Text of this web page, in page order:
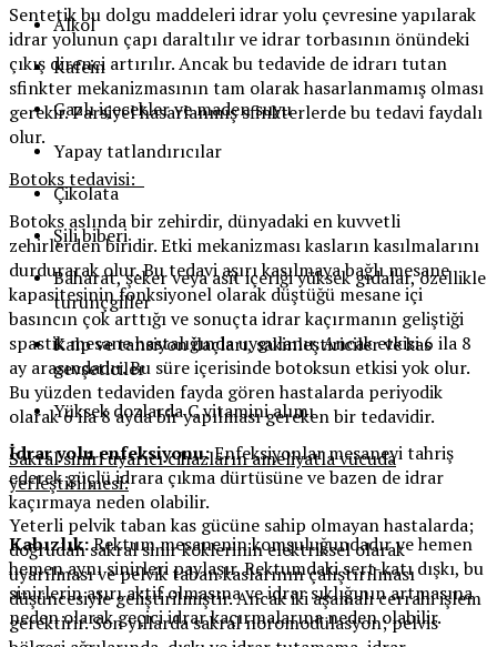
Sentetik bu dolgu maddeleri idrar yolu çevresine yapılarak
idrar yolunun çapı daraltılır ve idrar torbasının önündeki
çıkış direnci artırılır. Ancak bu tedavide de idrarı tutan
sfinkter mekanizmasının tam olarak hasarlanmamış olması
gerekir. Parsiyel hasarlanmış sfinkterlerde bu tedavi faydalı
olur.
Botoks tedavisi:
Botoks aslında bir zehirdir, dünyadaki en kuvvetli
zehirlerden biridir. Etki mekanizması kasların kasılmalarını
durdurarak olur. Bu tedavi aşırı kasılmaya bağlı mesane
kapasitesinin fonksiyonel olarak düştüğü mesane içi
basıncın çok arttığı ve sonuçta idrar kaçırmanın geliştiği
spastik mesane hastalığında uygulanır. Ancak etkisi 6 ila 8
ay arasındadır. Bu süre içerisinde botoksun etkisi yok olur.
Bu yüzden tedaviden fayda gören hastalarda periyodik
olarak 6 ila 8 ayda bir yapılması gereken bir tedavidir.
Sakral siniri uyarıcı cihazların ameliyatla vücuda
yerleştirilmesi:
Yeterli pelvik taban kas gücüne sahip olmayan hastalarda;
doğrudan sakral sinir köklerinin elektriksel olarak
uyarılması ve pelvik taban kaslarının çalıştırılması
düşüncesiyle geliştirilmiştir. Ancak iki aşamalı cerrahi işlem
gerektirir. Son yıllarda sakral nöromodülasyon; pelvis
Alkol
Kafein
Gazlı içecekler ve maden suyu
Yapay tatlandırıcılar
Çikolata
Şili biberi
Baharat, şeker veya asit içeriği yüksek gıdalar, özellikle
turunçgiller
Kalp ve tansiyon ilaçları, sakinleştiriciler ve kas
gevşeticiler
Yüksek dozlarda C vitamini alımı
İdrar yolu enfeksiyonu:Enfeksiyonlar mesaneyi tahriş
ederek güçlü idrara çıkma dürtüsüne ve bazen de idrar
kaçırmaya neden olabilir.
Kabızlık:Rektum mesanenin komşuluğundadır ve hemen
hemen aynı sinirleri paylaşır. Rektumdaki sert-katı dışkı, bu
sinirlerin aşırı aktif olmasına ve idrar sıklığının artmasına
neden olarak geçici idrar kaçırmalarına neden olabilir.